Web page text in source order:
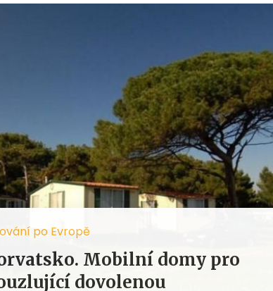
po Evropě
Mobilní domy pro
dovolenou